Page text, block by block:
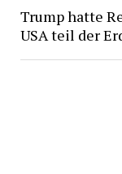
Trump hatte
USA teil der